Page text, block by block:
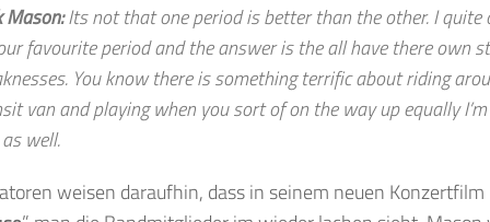
Mason:Its not that one period is better than the other. I quite
favourite period and the answer is the all have there own
You know there is something terrific about riding
van and playing when you sort of on the way up equally
well.
weisen daraufhin, dass in seinem neuen Konzertfilm